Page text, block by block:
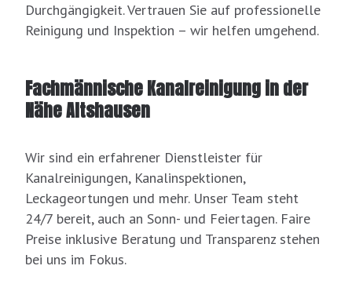
Durchgängigkeit. Vertrauen Sie auf professionelle
Reinigung und Inspektion – wir helfen umgehend.
Fachmännische Kanalreinigung in der
Nähe Altshausen
Wir sind ein erfahrener Dienstleister für
Kanalreinigungen, Kanalinspektionen,
Leckageortungen und mehr. Unser Team steht
24/7 bereit, auch an Sonn- und Feiertagen. Faire
Preise inklusive Beratung und Transparenz stehen
bei uns im Fokus.